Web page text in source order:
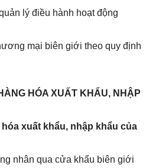
lý điều hành hoạt động
mại biên giới theo quy định
HÓA XUẤT KHẨU, NHẬP
xuất khẩu, nhập khẩu của
nhân qua cửa khẩu biên giới